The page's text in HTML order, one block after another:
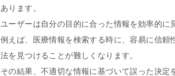
あります。
ユーザーは自分の目的に合った情報を効率的に
例えば、医療情報を検索する時に、容易に信
法を見つけることが難しくなります。
その結果、不適切な情報に基づいて誤った決定